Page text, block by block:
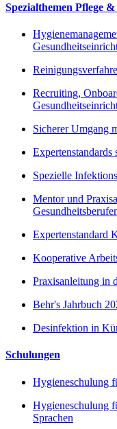
Spezialthemen Pflege
Recruiting,
Sicherer Umgang
Expertenstandards
Spezielle
Mentor und
Expertenstandard
Kooperative
Praxisanleitung in
Behr's Jahrbuch
Desinfektion in
Schulungen
Hygieneschulung
Hygieneschulung
Sprachen